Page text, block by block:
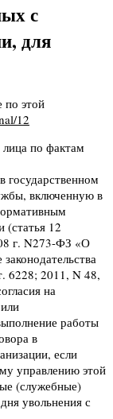
с
для
этой
12
по фактам
включенную в
(статья 12
г. N273-ФЗ «О
6228; 2011, N 48,
на
работы
в
если
управлению этой
(служебные)
увольнения с